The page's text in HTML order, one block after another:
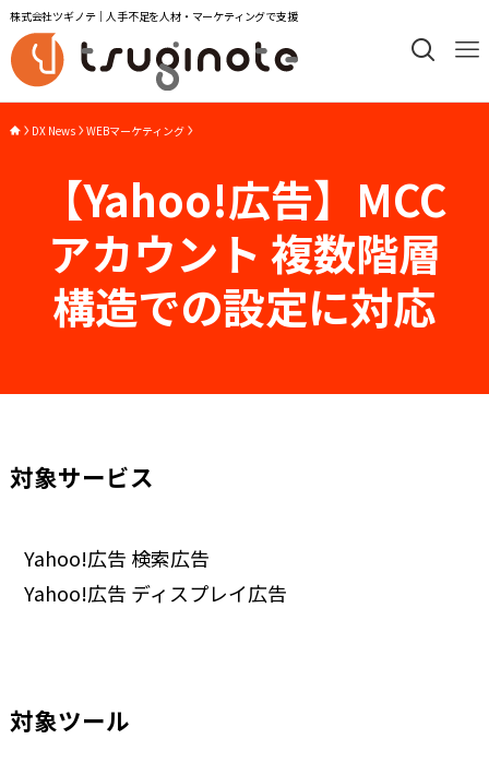
株式会社ツギノテ｜人手不足を人材・マーケティングで支援
DX News WEBマーケティング
【Yahoo!広告】MCC
アカウント 複数階層
構造での設定に対応
対象サービス
Yahoo!広告 検索広告
Yahoo!広告 ディスプレイ広告
対象ツール